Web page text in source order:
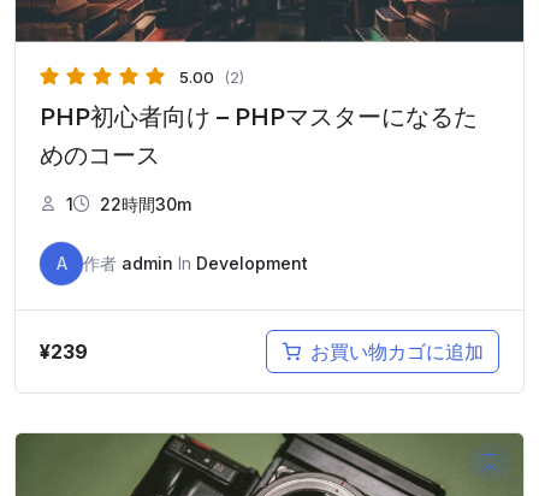
5.00 (2)
PHP初心者向け – PHPマスターになるた
めのコース
1 22時間30m
A 作者 admin In Development
¥239 お買い物カゴに追加